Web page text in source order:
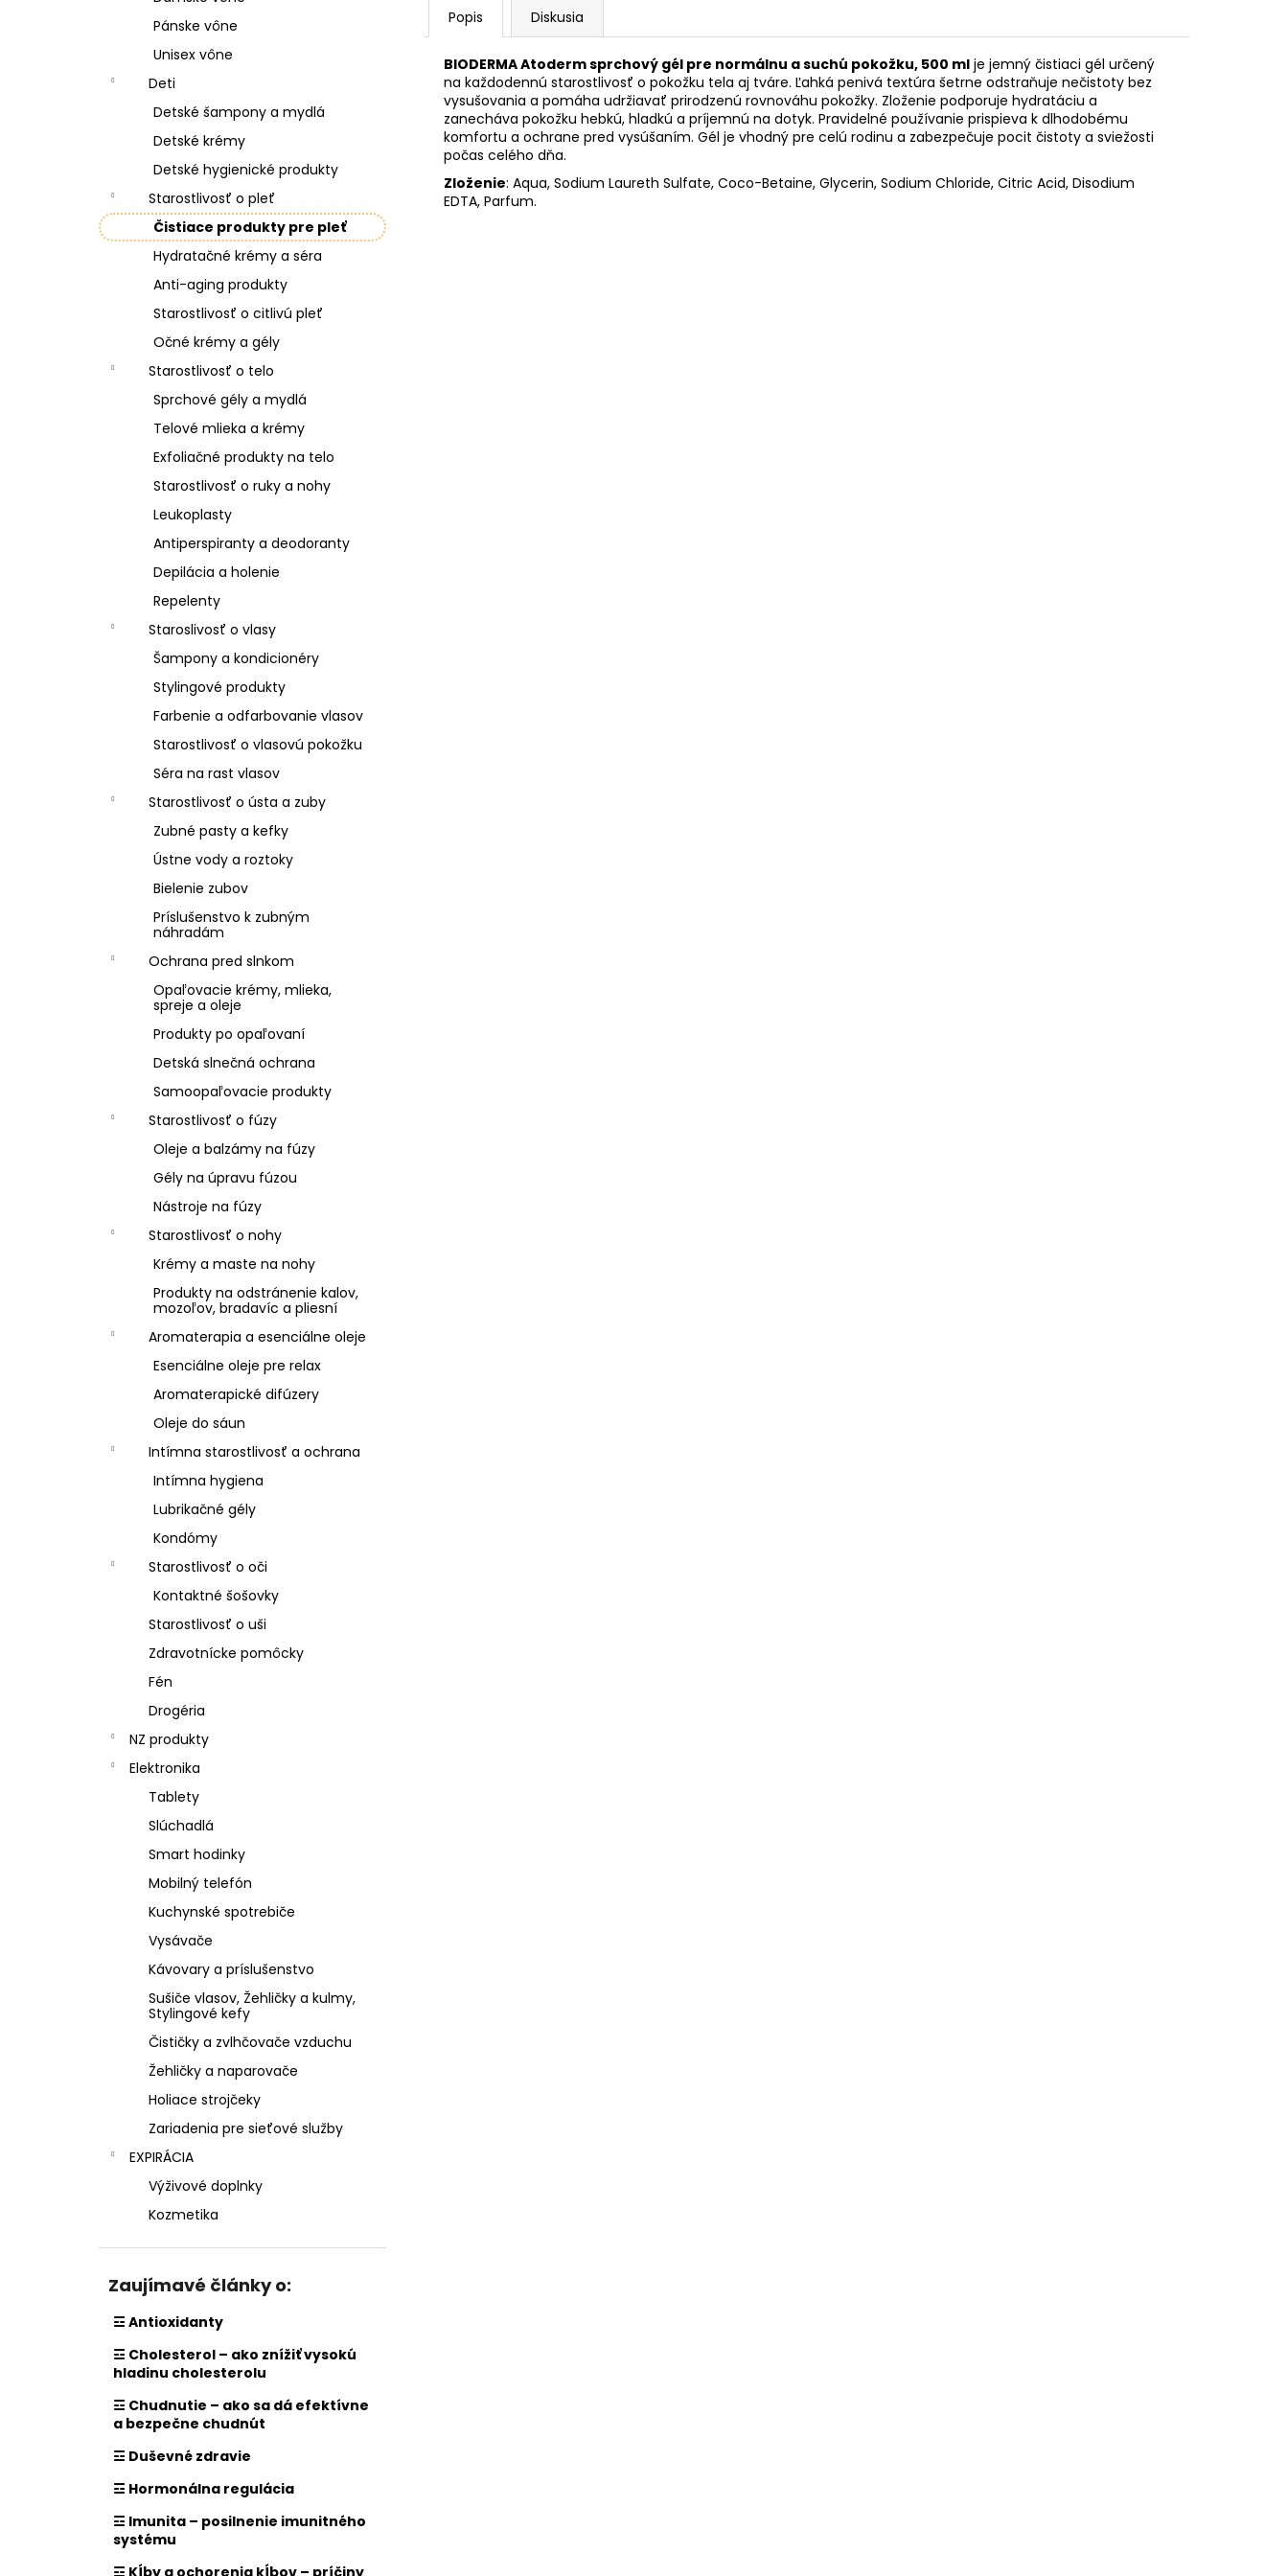
Pánske vône
Unisex vône
Deti
Detské šampony a mydlá
Detské krémy
Detské hygienické produkty
Starostlivosť o pleť
Čistiace produkty pre pleť
Hydratačné krémy a séra
Anti-aging produkty
Starostlivosť o citlivú pleť
Očné krémy a gély
Starostlivosť o telo
Sprchové gély a mydlá
Telové mlieka a krémy
Exfoliačné produkty na telo
Starostlivosť o ruky a nohy
Leukoplasty
Antiperspiranty a deodoranty
Depilácia a holenie
Repelenty
Staroslivosť o vlasy
Šampony a kondicionéry
Stylingové produkty
Farbenie a odfarbovanie vlasov
Starostlivosť o vlasovú pokožku
Séra na rast vlasov
Starostlivosť o ústa a zuby
Zubné pasty a kefky
Ústne vody a roztoky
Bielenie zubov
Príslušenstvo k zubným
náhradám
Ochrana pred slnkom
Opaľovacie krémy, mlieka,
spreje a oleje
Produkty po opaľovaní
Detská slnečná ochrana
Samoopaľovacie produkty
Starostlivosť o fúzy
Oleje a balzámy na fúzy
Gély na úpravu fúzou
Nástroje na fúzy
Starostlivosť o nohy
Krémy a maste na nohy
Produkty na odstránenie kalov,
mozoľov, bradavíc a pliesní
Aromaterapia a esenciálne oleje
Esenciálne oleje pre relax
Aromaterapické difúzery
Oleje do sáun
Intímna starostlivosť a ochrana
Intímna hygiena
Lubrikačné gély
Kondómy
Starostlivosť o oči
Kontaktné šošovky
Starostlivosť o uši
Zdravotnícke pomôcky
Fén
Drogéria
NZ produkty
Elektronika
Tablety
Slúchadlá
Smart hodinky
Mobilný telefón
Kuchynské spotrebiče
Vysávače
Kávovary a príslušenstvo
Sušiče vlasov, Žehličky a kulmy,
Stylingové kefy
Čističky a zvlhčovače vzduchu
Žehličky a naparovače
Holiace strojčeky
Zariadenia pre sieťové služby
EXPIRÁCIA
Výživové doplnky
Kozmetika
Zaujímavé články o:
☲ Antioxidanty
☲ Cholesterol – ako znížiť vysokú
hladinu cholesterolu
☲ Chudnutie – ako sa dá efektívne
a bezpečne chudnút
☲ Duševné zdravie
☲ Hormonálna regulácia
☲ Imunita – posilnenie imunitného
systému
☲ Kĺby a ochorenia kĺbov – príčiny
Popis Diskusia
BIODERMA Atoderm sprchový gél pre normálnu a suchú pokožku, 500 ml je jemný čistiaci gél určený
na každodennú starostlivosť o pokožku tela aj tváre. Ľahká penivá textúra šetrne odstraňuje nečistoty bez
vysušovania a pomáha udržiavať prirodzenú rovnováhu pokožky. Zloženie podporuje hydratáciu a
zanecháva pokožku hebkú, hladkú a príjemnú na dotyk. Pravidelné používanie prispieva k dlhodobému
komfortu a ochrane pred vysúšaním. Gél je vhodný pre celú rodinu a zabezpečuje pocit čistoty a sviežosti
počas celého dňa.
Zloženie: Aqua, Sodium Laureth Sulfate, Coco-Betaine, Glycerin, Sodium Chloride, Citric Acid, Disodium
EDTA, Parfum.